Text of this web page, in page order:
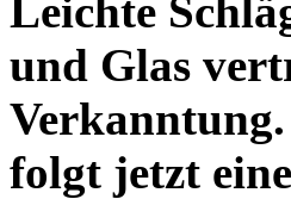
Leichte
und Glas
folgt jetzt